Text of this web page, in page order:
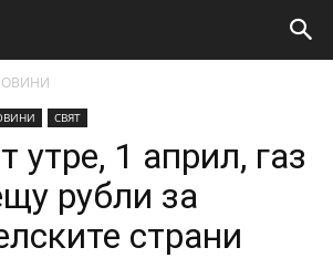
СВЯТ
утре, 1 април, газ
рубли за
страни